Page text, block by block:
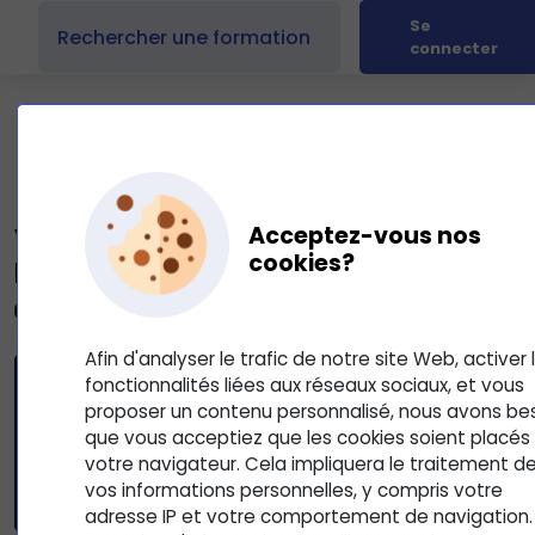
Se
connecter
Votre formation
Les évaluations et l'examen
Acceptez-vous nos
cookies?
Afin d'analyser le trafic de notre site Web, activer
fonctionnalités liées aux réseaux sociaux, et vous
proposer un contenu personnalisé, nous avons
que vous acceptiez que les cookies soient placés
votre navigateur. Cela impliquera le traitement
vos informations personnelles, y compris votre
adresse IP et votre comportement de navigation.